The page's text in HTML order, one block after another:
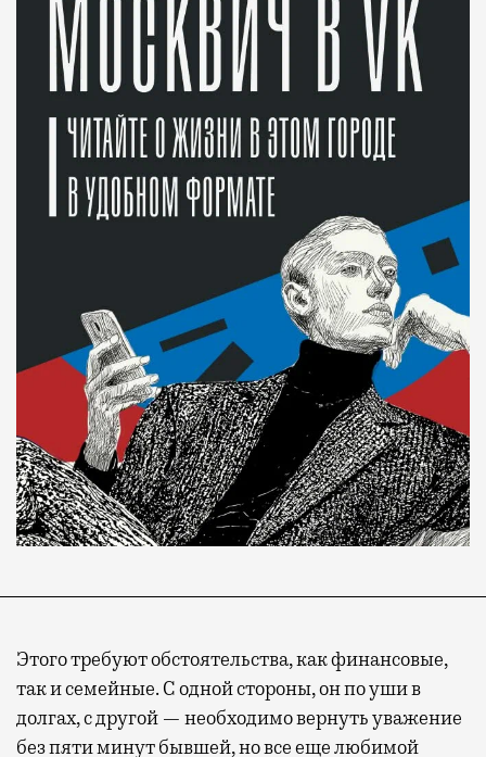
Современный путешественник часто берет
с собой не только чемодан, но и ноутбук.
А ожидание рейса все чаще превращается
не в потерянное время, а в возможность
Этого требуют обстоятельства, как финансовые,
так и семейные. С одной стороны, он по уши в
долгах, с другой — необходимо вернуть уважение
без пяти минут бывшей, но все еще любимой